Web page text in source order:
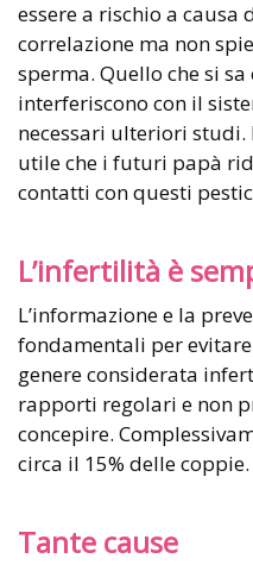
essere a rischio a
correlazione ma non
sperma. Quello che si
interferiscono con il
necessari ulteriori studi.
utile che i futuri papà
contatti con questi
L’infertilità è
L’informazione e la
fondamentali per
genere considerata
rapporti regolari e non
concepire.
circa il 15% delle coppie.
Tante cause